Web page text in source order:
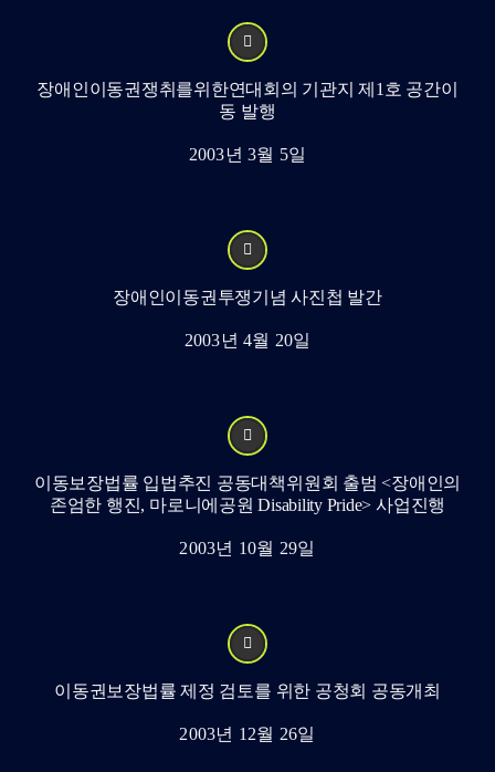
장애인이동권쟁취를위한연대회의 기관지 제1호 공간이
동 발행
2003년 3월 5일
장애인이동권투쟁기념 사진첩 발간
2003년 4월 20일
이동보장법률 입법추진 공동대책위원회 출범 <장애인의
존엄한 행진, 마로니에공원 Disability Pride> 사업진행
2003년 10월 29일
이동권보장법률 제정 검토를 위한 공청회 공동개최
2003년 12월 26일